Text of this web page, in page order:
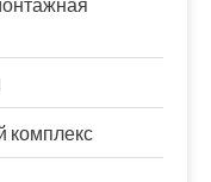
комплекс